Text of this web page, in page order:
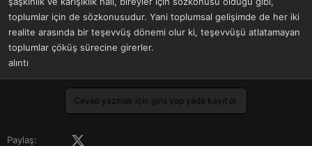
toplumlar için de sözkonusudur. Yani toplumsal gelişimde de her iki
realite arasında bir teşevvüş dönemi olur ki, teşevvüşü atlatamayan
toplumlar çöküş sürecine girerler.
alıntı
Cevap yazmak için giriş yap yada kayıt ol.
Paylaş: Facebook